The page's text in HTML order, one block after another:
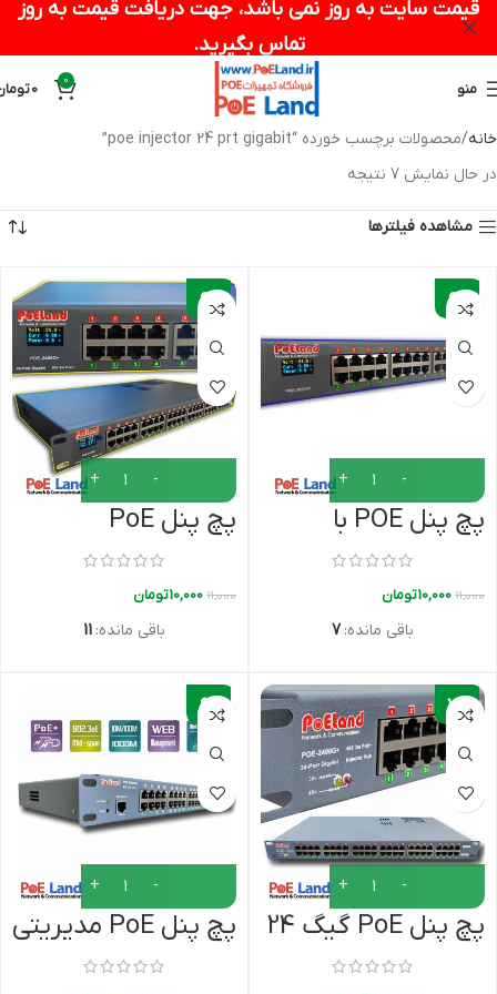
منو 0
0
خانه محصولات برچسب خورده “poe injector 24 prt gigabit”
در حال نمایش 7 نتیجه
مشاهده فیلترها
-
9%
پچ پنل POE با
نمایشگر OLED
(ولتاژ، جریان، توان)
11,000
10,000تومان
باقی مانده: 7
-
9%
پچ پنل PoE
گیگابایت با نمایشگر
OLED مدل
11,000
10,000تومان
باقی مانده: 11
-
7%
پچ پنل PoE گیگ 24
پورت مدل
-
6%
پچ پنل PoE مدیریتی
24 پورت گیگابایت
قیمت سایت به روز نمی باشد، جهت دریافت قیمت به روز
تماس بگیرید.